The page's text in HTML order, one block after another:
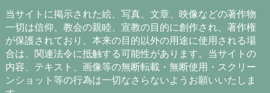
ブ
当サイトに掲示された絵、写真、文章、映像などの著作物
一切は信仰、教会の親睦、宣教の目的に創作され、著作権
が保護されており、本来の目的以外の用途に使用される場
合は、関連法令に抵触する可能性があります。当サイトの
内容、テキスト、画像等の無断転載・無断使用・スクリー
ンショット等の行為は一切なさらないようお願いいたしま